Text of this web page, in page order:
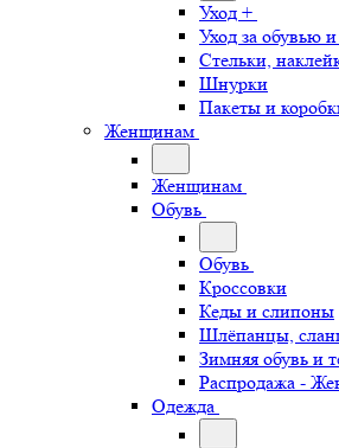
Уход +
Уход за обувью
Стельки,
Шнурки
Пакеты и
Женщинам
Женщинам
Обувь
Обувь
Кроссовки
Кеды и слипоны
Шлёпанцы,
Зимняя обувь и
Распродажа -
Одежда